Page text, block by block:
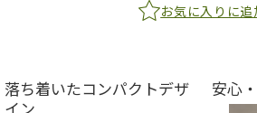
お気に入りに追
落ち着いたコンパクトデザ
イン
安心